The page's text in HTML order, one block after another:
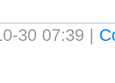
30 07:39 |